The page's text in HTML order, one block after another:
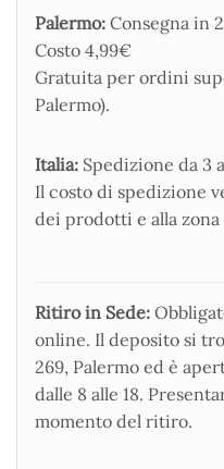
Palermo: Consegna in
Costo 4,99€
Gratuita per ordini
Palermo).
Italia: Spedizione da 3
Il costo di spedizione
dei prodotti e alla
Ritiro in Sede:
online. Il deposito si
269, Palermo ed è
dalle 8 alle 18.
momento del ritiro.